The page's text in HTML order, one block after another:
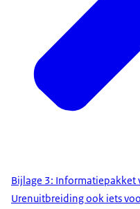
Bijlage 3: Informatiepakket
Urenuitbreiding ook iets